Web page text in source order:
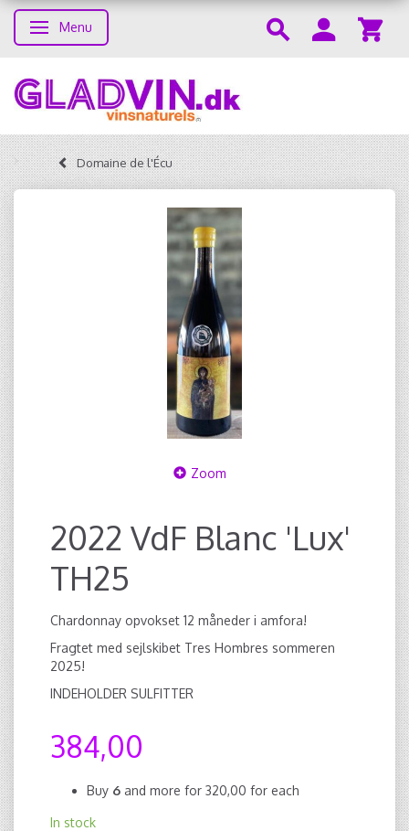
Toggle navigation
Menu
Domaine de l'Écu
Zoom
2022 VdF Blanc 'Lux'
TH25
Chardonnay opvokset 12 måneder i amfora!
Fragtet med sejlskibet Tres Hombres sommeren
2025!
INDEHOLDER SULFITTER
384,00
Buy 6 and more for 320,00 for each
In stock